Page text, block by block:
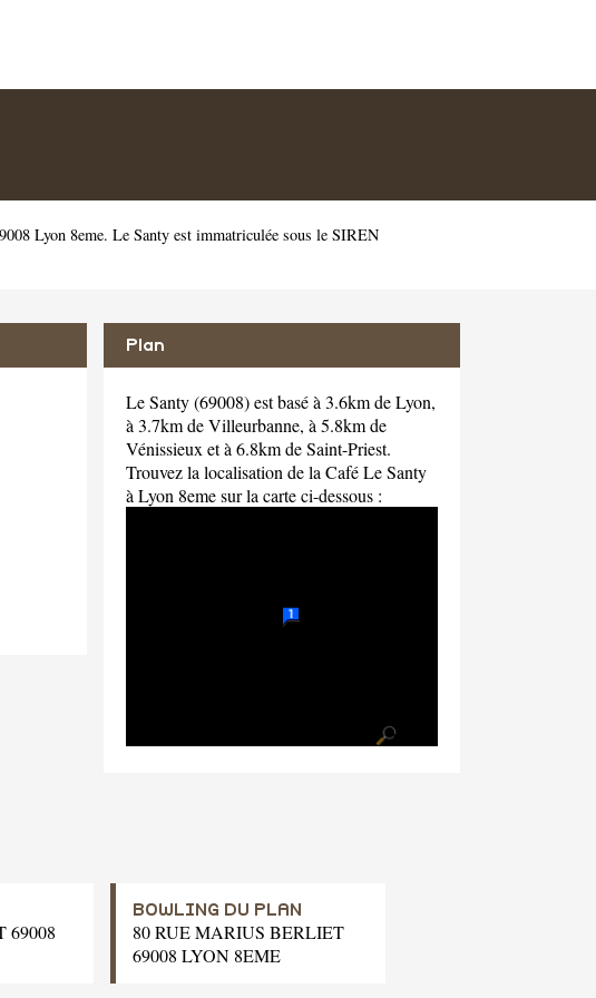
Lyon 8eme. Le Santy est immatriculée sous le SIREN
Plan
Le Santy (69008) est basé à 3.6km de Lyon,
à 3.7km de Villeurbanne, à 5.8km de
Vénissieux et à 6.8km de Saint-Priest.
Trouvez la localisation de la Café Le Santy
à Lyon 8eme sur la carte ci-dessous :
69008
BOWLING DU PLAN
80 RUE MARIUS BERLIET
69008 LYON 8EME